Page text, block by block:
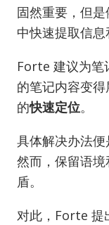
固然重要，但
中快速提取信息
Forte 建议为笔
的笔记内容变
的快速定位。
具体解决办法便
然而，保留语
盾。
对此，Forte 提